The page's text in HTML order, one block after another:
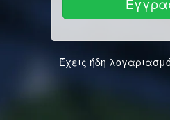
Έχεις ήδη